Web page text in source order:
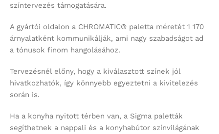
színtervezés támogatására.
A gyártói oldalon a CHROMATIC® paletta méretét 1 170
árnyalatként kommunikálják, ami nagy szabadságot ad
a tónusok finom hangolásához.
Tervezésnél előny, hogy a kiválasztott színek jól
hivatkozhatók, így könnyebb egyeztetni a kivitelezés
során is.
Ha a konyha nyitott térben van, a Sigma paletták
segíthetnek a nappali és a konyhabútor színvilágának